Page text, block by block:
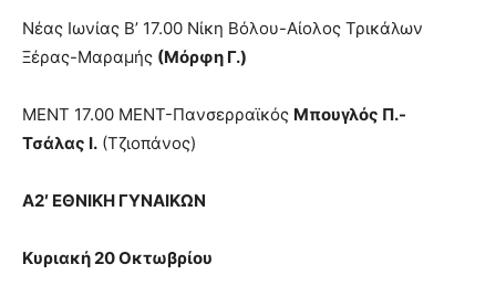
Νέας Ιωνίας Β’ 17.00 Νίκη Βόλου-Αίολος Τρικάλων
Ξέρας-Μαραμής (Μόρφη Γ.)
ΜΕΝΤ 17.00 ΜΕΝΤ-Πανσερραϊκός Μπουγλός Π.-
Τσάλας Ι. (Τζιοπάνος)
Α2′ ΕΘΝΙΚΗ ΓΥΝΑΙΚΩΝ
Κυριακή 20 Οκτωβρίου